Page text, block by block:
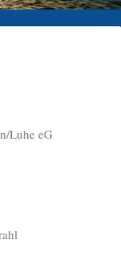
Luhe eG